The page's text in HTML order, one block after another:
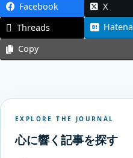
Facebook X
Threads
Hatena
Copy
EXPLORE THE JOURNAL
心に響く記事を探す